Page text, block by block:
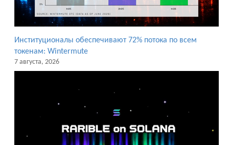
Институционалы обеспечивают 72% потока по всем
токенам: Wintermute
7 августа, 2026